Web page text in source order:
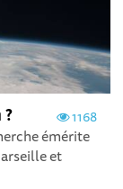
1168
?
émérite
et